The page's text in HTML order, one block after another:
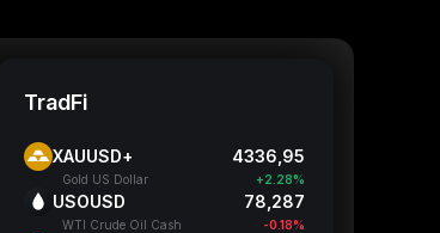
TradFi
XAUUSD+ 4337,03
Gold US Dollar +2.28%
USOUSD 78,292
WTI Crude Oil Cash -0.17%